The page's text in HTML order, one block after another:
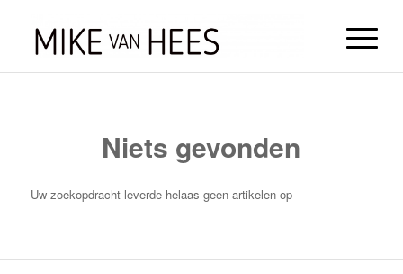
Niets gevonden
Uw zoekopdracht leverde helaas geen artikelen op